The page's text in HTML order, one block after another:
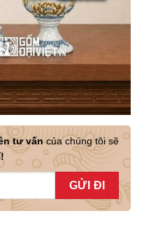
tư vấncủa chúng tôi sẽ